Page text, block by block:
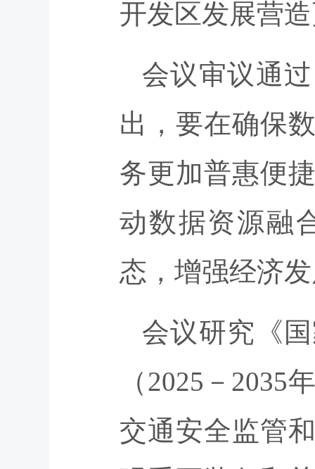
开发区发展营
会议审议通
出，要在确保
务更加普惠便
动数据资源融
态，增强经济
会议研究《
（2025－
交通安全监管